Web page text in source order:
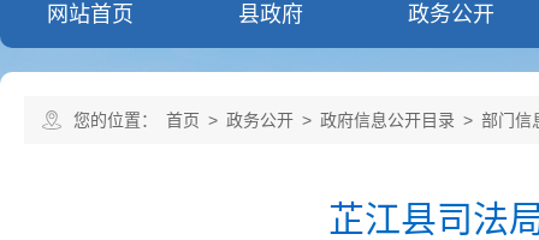
网站首页 县政府 政务公开
您的位置： 首页 > 政务公开 > 政府信息公开目录 > 部门信
芷江县司法